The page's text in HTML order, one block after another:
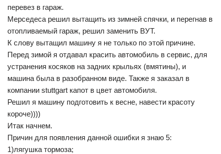
перевез в гараж.
Мерседеса решил вытащить из зимней спячки, и перегнав в
отопливаемый гараж, решил заменить ВУТ.
К слову вытащил машину я не только по этой причине.
Перед зимой я отдавал красить автомобиль в сервис, для
устранения косяков на задних крыльях (вмятины), и
машина была в разобранном виде. Также я заказал в
компании stuttgart капот в цвет автомобиля.
Решил я машину подготовить к весне, навести красоту
короче))))
Итак начнем.
Причин для появления данной ошибки я знаю 5:
1)лягушка тормоза;